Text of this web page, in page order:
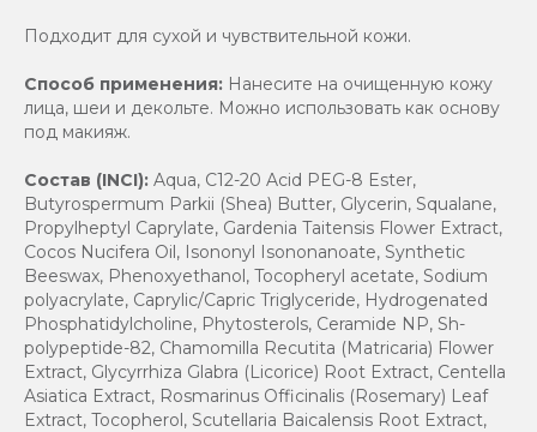
Подходит для сухой и чувствительной кожи.
Способ применения: Нанесите на очищенную кожу
лица, шеи и декольте. Можно использовать как основу
под макияж.
Состав (INCI): Aqua, C12-20 Acid PEG-8 Ester,
Butyrospermum Parkii (Shea) Butter, Glycerin, Squalane,
Propylheptyl Caprylate, Gardenia Taitensis Flower Extract,
Cocos Nucifera Oil, Isononyl Isononanoate, Synthetic
Beeswax, Phenoxyethanol, Tocopheryl acetate, Sodium
polyacrylate, Caprylic/Capric Triglyceride, Hydrogenated
Phosphatidylcholine, Phytosterols, Ceramide NP, Sh-
polypeptide-82, Chamomilla Recutita (Matricaria) Flower
Extract, Glycyrrhiza Glabra (Licorice) Root Extract, Centella
Asiatica Extract, Rosmarinus Officinalis (Rosemary) Leaf
Extract, Tocopherol, Scutellaria Baicalensis Root Extract,